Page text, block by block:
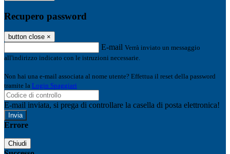
Recupero password
button close ×
E-mail Verrà inviato un messaggio
all'indirizzo indicato con le istruzioni necessarie.
Non hai una e-mail associata al nome utente? Effettua il reset della password
tramite la Login Spaggiari
E-mail inviata, si prega di controllare la casella di posta elettronica!
Errore
Chiudi